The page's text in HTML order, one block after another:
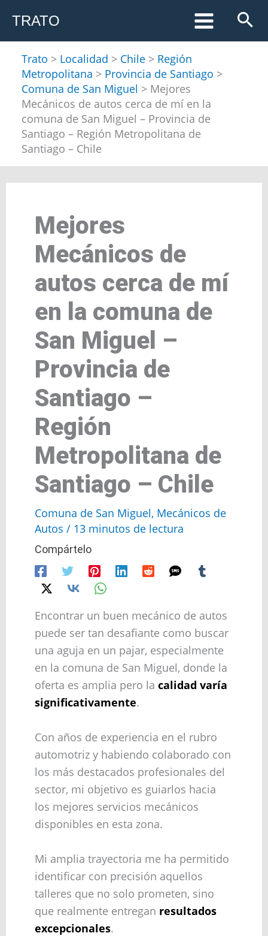
contenido
TRATO
Trato > Localidad > Chile > Región
Metropolitana > Provincia de Santiago >
Comuna de San Miguel > Mejores
Mecánicos de autos cerca de mí en la
comuna de San Miguel – Provincia de
Santiago – Región Metropolitana de
Santiago – Chile
Mejores
Mecánicos de
autos cerca de mí
en la comuna de
San Miguel –
Provincia de
Santiago –
Región
Metropolitana de
Santiago – Chile
Comuna de San Miguel, Mecánicos de
Autos / 13 minutos de lectura
Compártelo
Encontrar un buen mecánico de autos
puede ser tan desafiante como buscar
una aguja en un pajar, especialmente
en la comuna de San Miguel, donde la
oferta es amplia pero la calidad varía
significativamente.
Con años de experiencia en el rubro
automotriz y habiendo colaborado con
los más destacados profesionales del
sector, mi objetivo es guiarlos hacia
los mejores servicios mecánicos
disponibles en esta zona.
Mi amplia trayectoria me ha permitido
identificar con precisión aquellos
talleres que no solo prometen, sino
que realmente entregan resultados
excepcionales.